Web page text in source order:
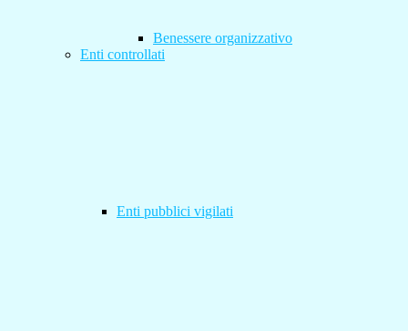
Benessere organizzativo
Enti controllati
Enti pubblici vigilati